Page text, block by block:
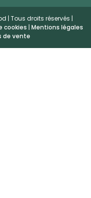
| Tous droits réservés |
cookies | Mentions légales
de vente